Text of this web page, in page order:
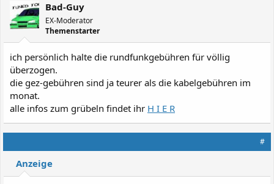
Bad-Guy
EX-Moderator
Themenstarter
ich persönlich halte die rundfunkgebühren für völlig
überzogen.
die gez-gebühren sind ja teurer als die kabelgebühren im
monat.
alle infos zum grübeln findet ihr H I E R
#
Anzeige